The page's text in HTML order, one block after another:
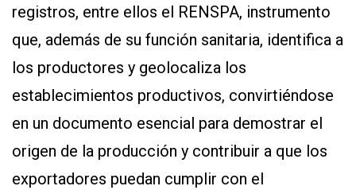
registros, entre ellos el RENSPA, instrumento
que, además de su función sanitaria, identifica a
los productores y geolocaliza los
establecimientos productivos, convirtiéndose
en un documento esencial para demostrar el
origen de la producción y contribuir a que los
exportadores puedan cumplir con el